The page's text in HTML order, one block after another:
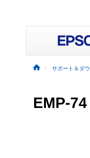
サポート＆ダ
EMP-